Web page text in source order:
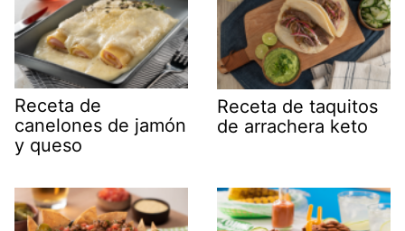
Receta de
canelones de jamón
y queso
Receta de taquitos
de arrachera keto